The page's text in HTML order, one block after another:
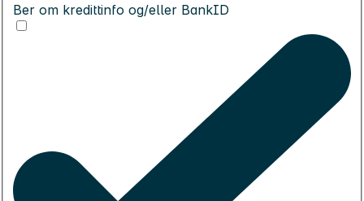
Ber om kredittinfo og/eller BankID